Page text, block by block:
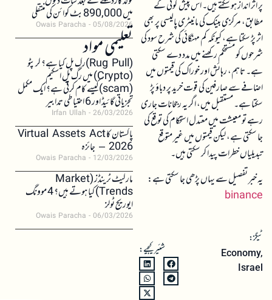
پر اثر انداز ہو سکتے ہیں۔ اس پیش گوئی کے
مطابق، مرکزی بینک کی مانیٹری پالیسی پر بھی
اثر پڑ سکتا ہے، کیونکہ کم مہنگائی کی شرح سود کی
شرحوں کو مستحکم رکھنے میں مدد دے سکتی
ہے۔ تاہم، رہائش اور خوراک کی قیمتوں میں
اضافے سے صارفین کی قوت خرید پر دباؤ پڑ
سکتا ہے۔ مستقبل میں، اگر یہ رجحانات جاری
رہے تو معیشت میں معتدل استحکام کی توقع کی
جا سکتی ہے، لیکن قیمتوں میں غیر متوقع
تبدیلیاں خطرات پیدا کر سکتی ہیں۔
یہ خبر تفصیل سے یہاں پڑھی جا سکتی ہے:
binance
ٹیگز:
Economy,
Israel
شئیر کیجیے:
میں 890,000 بٹ کوائن کی منتقلی
Owais Paracha 05/08/2026
تعلیمی مواد(Rug Pull)رگ پل کیا ہے؟ کرپٹو
(Crypto) میں رگ پل اسکیم
(scam)کیسے کام کرتی ہے؟ ایک مکمل
تجزیاتی گائیڈ اور 6 احتیاطی تدابیر
Irfan Ullah 26/03/2026
پاکستان کا Virtual Assets Act
2026 – جائزہ
Owais Paracha 12/03/2026
مارکیٹ ٹرینڈز (Market
Trends) کیا ہوتے ہیں؟ 4 موونگ
ایوریج ٹولز
Owais Paracha 06/03/2026